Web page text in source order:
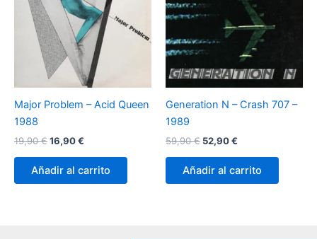
Major Problem – Acid Queen
1988
19,90€El
original
era:
16,90€
actual
es:
Añadir al carrito
Generation N – Crash 707 –
1989
59,90€ El
original
era:
52,90€
actual
es:
Añadir al carrito